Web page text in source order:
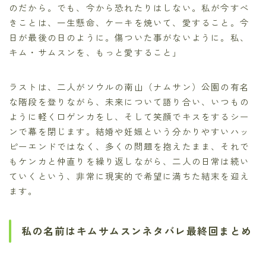
のだから。でも、今から恐れたりはしない。私が今すべ
きことは、一生懸命、ケーキを焼いて、愛すること。今
日が最後の日のように。傷ついた事がないように。私、
キム・サムスンを、もっと愛すること」
ラストは、二人がソウルの南山（ナムサン）公園の有名
な階段を登りながら、未来について語り合い、いつもの
ように軽く口ゲンカをし、そして笑顔でキスをするシー
ンで幕を閉じます。結婚や妊娠という分かりやすいハッ
ピーエンドではなく、多くの問題を抱えたまま、それで
もケンカと仲直りを繰り返しながら、二人の日常は続い
ていくという、非常に現実的で希望に満ちた結末を迎え
ます。
私の名前はキムサムスンネタバレ最終回まとめ